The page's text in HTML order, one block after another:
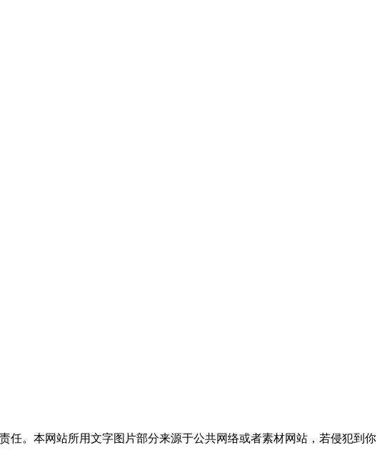
任。本网站所用文字图片部分来源于公共网络或者素材网站，若侵犯到你